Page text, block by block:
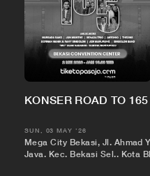
KONSER ROAD TO
SUN, 03 MAY '26
Mega City Bekasi, Jl. Ahmad
Jaya, Kec. Bekasi Sel., Kota